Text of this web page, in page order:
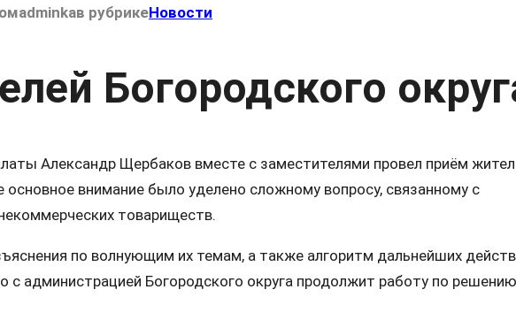
adminkaв рубрикеНовости
Богородского
Александр Щербаков вместе с заместителями провел приём
основное внимание было уделено сложному вопросу, связанному с
товариществ.
по волнующим их темам, а также алгоритм дальнейших
с администрацией Богородского округа продолжит работу по решению